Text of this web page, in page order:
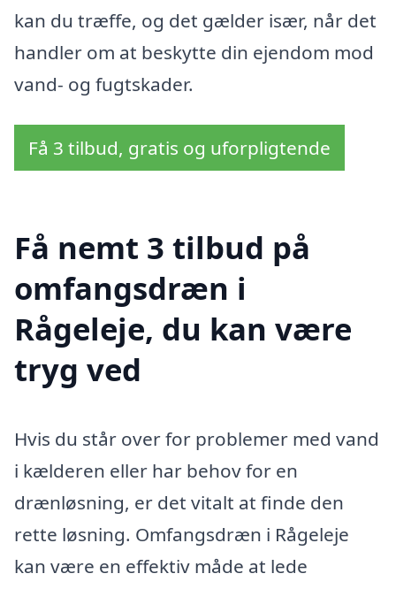
kan du træffe, og det gælder især, når det
handler om at beskytte din ejendom mod
vand- og fugtskader.
Få 3 tilbud, gratis og uforpligtende
Få nemt 3 tilbud på
omfangsdræn i
Rågeleje, du kan være
tryg ved
Hvis du står over for problemer med vand
i kælderen eller har behov for en
drænløsning, er det vitalt at finde den
rette løsning. Omfangsdræn i Rågeleje
kan være en effektiv måde at lede